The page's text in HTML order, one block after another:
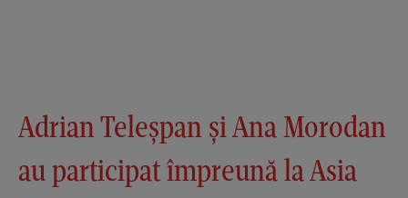
Adrian Teleșpan și Ana Morodan
au participat împreună la Asia